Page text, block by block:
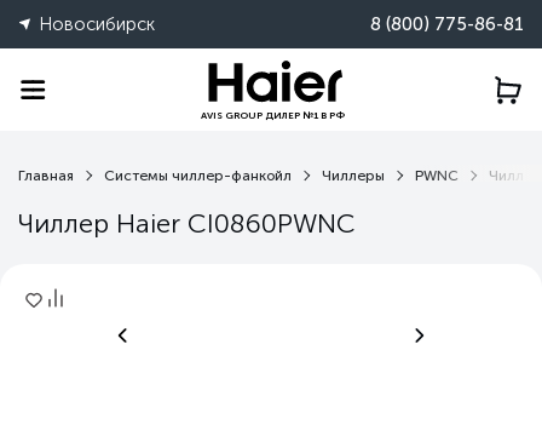
Новосибирск 8 (800) 775-86-81
AVIS GROUP ДИЛЕР №1 В РФ
Главная Системы чиллер-фанкойл Чиллеры PWNC
Чиллер Haier CI0860PWNC